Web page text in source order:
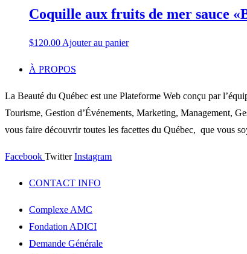
Coquille aux fruits de mer sauce
$120.00 Ajouter au panier
À PROPOS
La Beauté du Québec est une Plateforme Web conçu par
Tourisme, Gestion d’Événements, Marketing, Management,
vous faire découvrir toutes les facettes du Québec, que vous
Facebook Twitter Instagram
CONTACT INFO
Complexe AMC
Fondation ADICI
Demande Générale